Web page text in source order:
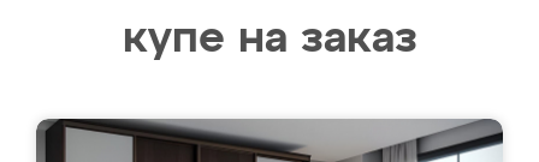
купе на заказ